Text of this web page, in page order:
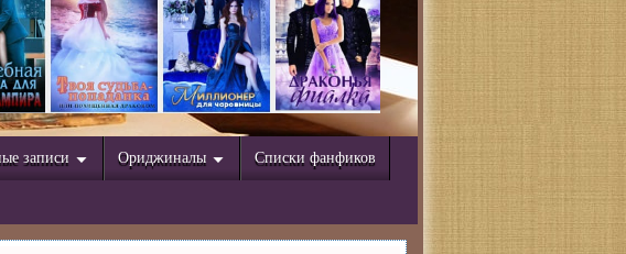
записи Ориджиналы Списки фанфиков